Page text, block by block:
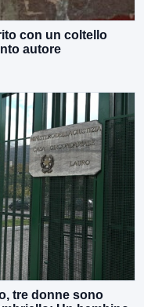
con un coltello
autore
tre donne sono